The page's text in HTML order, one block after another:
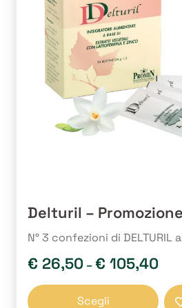
del
Delturil –
N° 3 confezioni di DELTURIL
€ 26,50 –€ 105,40
Scegli